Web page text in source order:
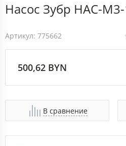
Насос Зубр НАС-
Артикул: 775662
500,62 BYN
В сравнение